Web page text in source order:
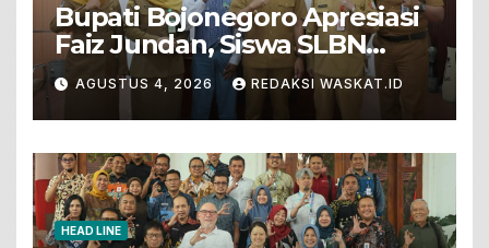
Bupati Bojonegoro Apresiasi
Faiz Jundan, Siswa SLBN
Gunungsari Baureno Masuk
LKS Diksus Tingkat Nasional
AGUSTUS 4, 2026 REDAKSI WASKAT.ID
HEAD LINE